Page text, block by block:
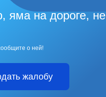
яма на дороге, не
о ней!
жалобу